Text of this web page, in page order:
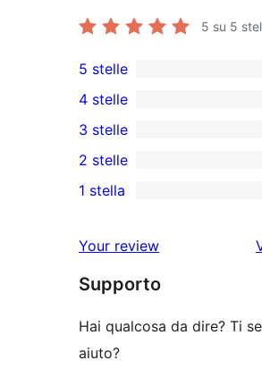
5 su 5
1
5-
recensioni
a
stelle
5 stelle
recensioni
a
4-
4 stelle
0
recensioni
a
stelle
3 stelle
recensioni
2-
stelle
2 stelle
a
1-
1 stella
Your review
Supporto
Hai qualcosa da dire? Ti
aiuto?